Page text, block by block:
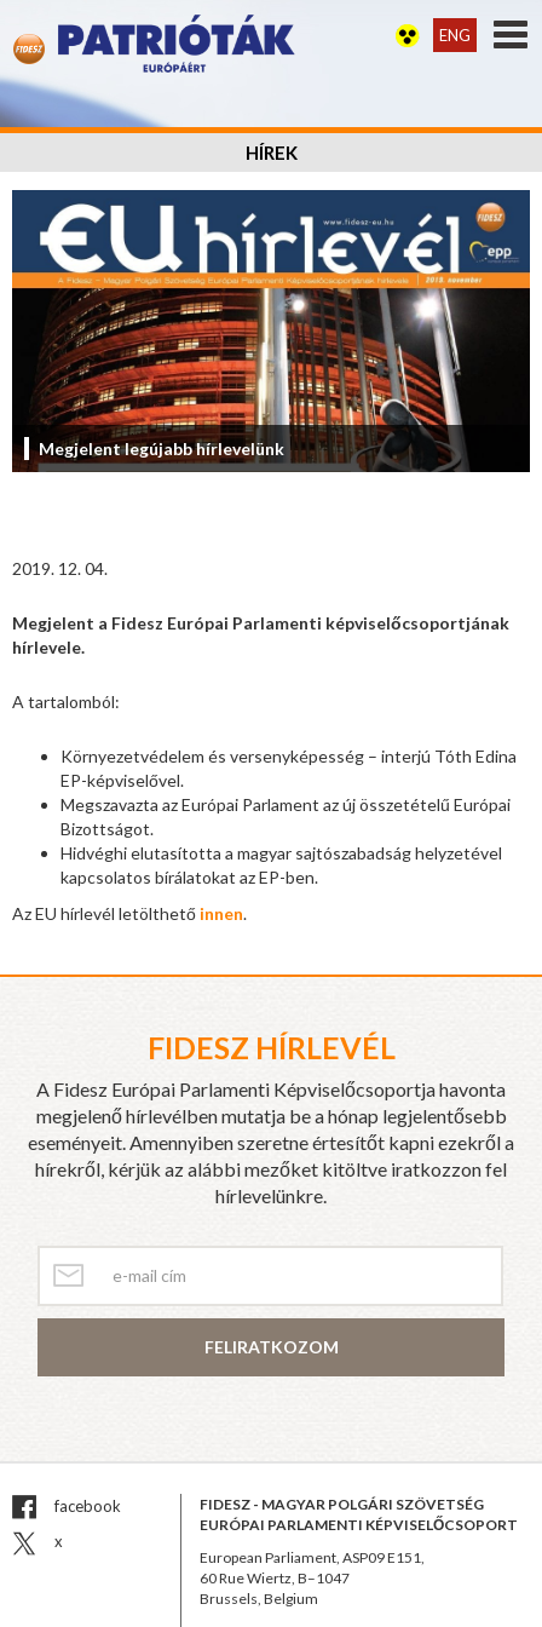
ENG
HÍREK
Megjelent legújabb hírlevelünk
2019. 12. 04.
Megjelent a Fidesz Európai Parlamenti képviselőcsoportjának
hírlevele.
A tartalomból:
Környezetvédelem és versenyképesség – interjú Tóth Edina
EP-képviselővel.
Megszavazta az Európai Parlament az új összetételű Európai
Bizottságot.
Hidvéghi elutasította a magyar sajtószabadság helyzetével
kapcsolatos bírálatokat az EP-ben.
Az EU hírlevél letölthető innen.
FIDESZ HÍRLEVÉL
A Fidesz Európai Parlamenti Képviselőcsoportja havonta
megjelenő hírlevélben mutatja be a hónap legjelentősebb
eseményeit. Amennyiben szeretne értesítőt kapni ezekről a
hírekről, kérjük az alábbi mezőket kitöltve iratkozzon fel
hírlevelünkre.
FELIRATKOZOM
facebook
x
FIDESZ - MAGYAR POLGÁRI SZÖVETSÉG
EURÓPAI PARLAMENTI KÉPVISELŐCSOPORT
European Parliament, ASP09 E151,
60 Rue Wiertz, B–1047
Brussels, Belgium